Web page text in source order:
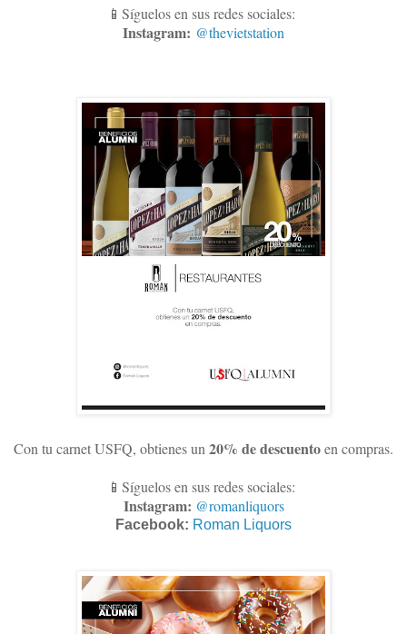
📱Síguelos en sus redes sociales:
Instagram: @thevietstation
Con tu carnet USFQ, obtienes un20% de descuentoen compras.
📱Síguelos en sus redes sociales:
Instagram: @romanliquors
Facebook: Roman Liquors